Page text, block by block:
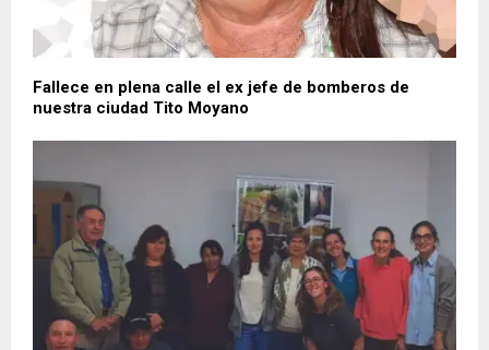
Fallece en plena calle el ex jefe de bomberos de
nuestra ciudad Tito Moyano